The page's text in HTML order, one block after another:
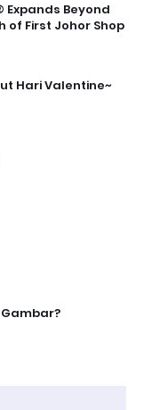
Beyond
of First Johor Shop
Hari Valentine~